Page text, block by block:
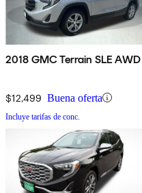
2018 GMC Terrain SLE AWD
$12,499 Buena oferta
Incluye tarifas de conc.